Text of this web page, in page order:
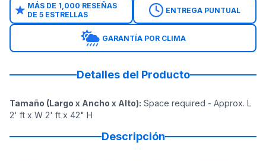
MÁS DE 1,000 RESEÑAS
DE 5 ESTRELLAS
ENTREGA PUNTUAL
GARANTÍA POR CLIMA
Detalles del Producto
Tamaño (Largo x Ancho x Alto): Space required - Approx. L
2' ft x W 2' ft x 42" H
Descripción